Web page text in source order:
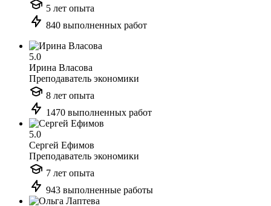
5 лет опыта
840 выполненных работ
5.0
Ирина Власова
Преподаватель экономики
8 лет опыта
1470 выполненных работ
5.0
Сергей Ефимов
Преподаватель экономики
7 лет опыта
943 выполненные работы